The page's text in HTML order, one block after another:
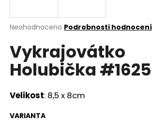
Průměrné
produktu
je
0,0
hvězdiček.
Neohodnoceno Podrobnosti hodnocení
Vykrajovátko
Holubička #1625
Velikost: 8,5 x 8cm
VARIANTA
j
t
?